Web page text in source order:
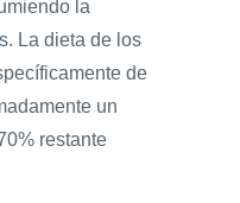
la
La dieta de los
de
un
restante